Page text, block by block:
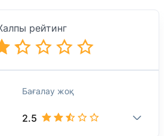
рейтинг
Бағалау жоқ
2.5